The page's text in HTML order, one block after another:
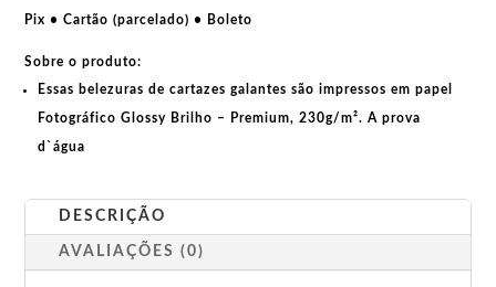
Paris
Pix • Cartão (parcelado) • Boleto
Sobre o produto:
Essas belezuras de cartazes galantes são impressos em papel
Fotográfico Glossy Brilho – Premium, 230g/m². A prova
d`água
DESCRIÇÃO
AVALIAÇÕES (0)